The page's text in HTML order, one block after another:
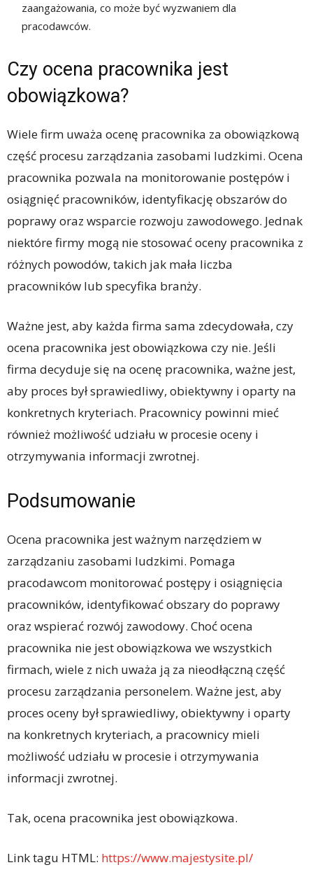
zaangażowania, co może być wyzwaniem dla
pracodawców.
Czy ocena pracownika jest
obowiązkowa?
Wiele firm uważa ocenę pracownika za obowiązkową
część procesu zarządzania zasobami ludzkimi. Ocena
pracownika pozwala na monitorowanie postępów i
osiągnięć pracowników, identyfikację obszarów do
poprawy oraz wsparcie rozwoju zawodowego. Jednak
niektóre firmy mogą nie stosować oceny pracownika z
różnych powodów, takich jak mała liczba
pracowników lub specyfika branży.
Ważne jest, aby każda firma sama zdecydowała, czy
ocena pracownika jest obowiązkowa czy nie. Jeśli
firma decyduje się na ocenę pracownika, ważne jest,
aby proces był sprawiedliwy, obiektywny i oparty na
konkretnych kryteriach. Pracownicy powinni mieć
również możliwość udziału w procesie oceny i
otrzymywania informacji zwrotnej.
Podsumowanie
Ocena pracownika jest ważnym narzędziem w
zarządzaniu zasobami ludzkimi. Pomaga
pracodawcom monitorować postępy i osiągnięcia
pracowników, identyfikować obszary do poprawy
oraz wspierać rozwój zawodowy. Choć ocena
pracownika nie jest obowiązkowa we wszystkich
firmach, wiele z nich uważa ją za nieodłączną część
procesu zarządzania personelem. Ważne jest, aby
proces oceny był sprawiedliwy, obiektywny i oparty
na konkretnych kryteriach, a pracownicy mieli
możliwość udziału w procesie i otrzymywania
informacji zwrotnej.
Tak, ocena pracownika jest obowiązkowa.
Link tagu HTML: https://www.majestysite.pl/